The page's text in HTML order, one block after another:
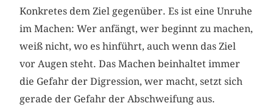
Konkretes dem Ziel gegenüber. Es ist eine Unruhe
im Machen: Wer anfängt, wer beginnt zu machen,
weiß nicht, wo es hinführt, auch wenn das Ziel
vor Augen steht. Das Machen beinhaltet immer
die Gefahr der Digression, wer macht, setzt sich
gerade der Gefahr der Abschweifung aus.